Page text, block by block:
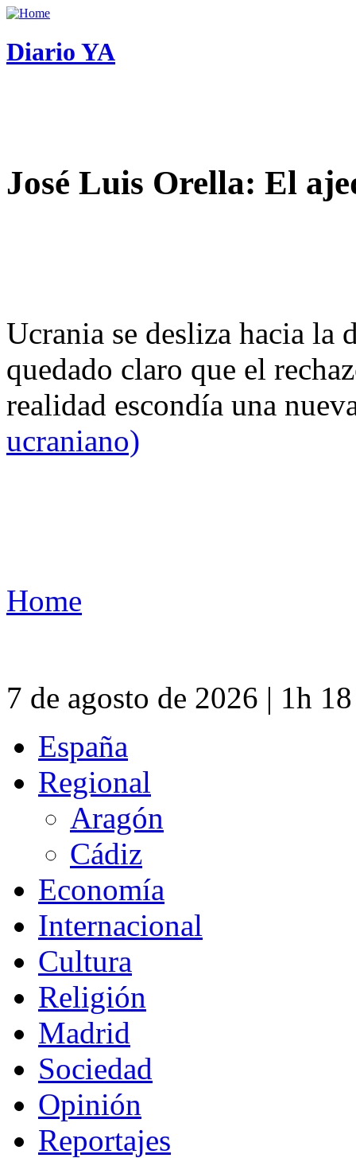
Diario YA
José Luis Orella: El
Ucrania se desliza hacia
quedado claro que el
realidad escondía una
ucraniano)
Home
7 de agosto de 2026 | 1h
España
Regional
Aragón
Cádiz
Economía
Internacional
Cultura
Religión
Madrid
Sociedad
Opinión
Reportajes